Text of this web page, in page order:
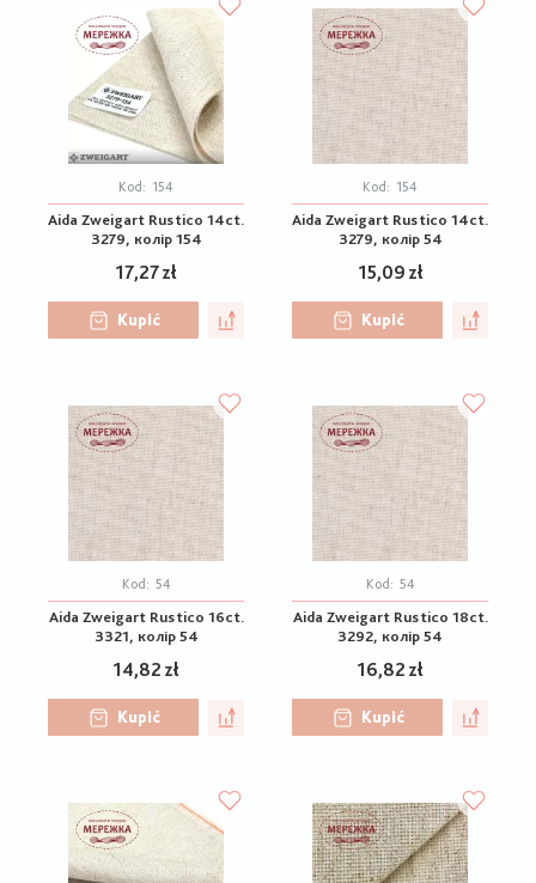
Kod: 154
Aida Zweigart Rustico 14ct.
3279, колір 154
17,27 zł
Kupić
Kod: 154
Aida Zweigart Rustico 14ct.
3279, колір 54
15,09 zł
Kupić
Kod: 54
Aida Zweigart Rustico 16ct.
3321, колір 54
14,82 zł
Kupić
Kod: 54
Aida Zweigart Rustico 18ct.
3292, колір 54
16,82 zł
Kupić